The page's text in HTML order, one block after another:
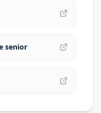
senior